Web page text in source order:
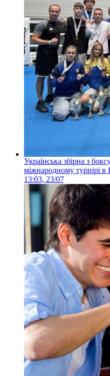
Українська збірна з
міжнародному турнірі в
13:03, 23/07